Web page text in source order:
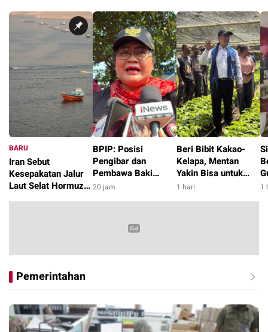
BARU
Iran Sebut
Kesepakatan Jalur
Laut Selat Hormuz
8 jam
BPIP: Posisi
Pengibar dan
Pembawa Baki
Paskibraka 2026
20 jam
Beri Bibit Kakao-
Kelapa, Mentan
Yakin Bisa untuk
Pengentasan
1 hari 1
Pemerintahan